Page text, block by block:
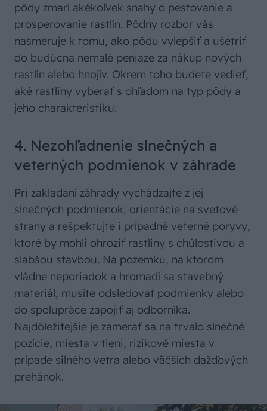
pôdy zmarí akékoľvek snahy o pestovanie a
prosperovanie rastlín. Pôdny rozbor vás
nasmeruje k tomu, ako pôdu vylepšiť a ušetriť
do budúcna nemalé peniaze za nákup nových
rastlín alebo hnojív. Okrem toho budete vedieť,
aké rastliny vyberať s ohľadom na typ pôdy a
jeho charakteristiku.
4. Nezohľadnenie slnečných a
veterných podmienok v záhrade
Pri zakladaní záhrady vychádzajte z jej
slnečných podmienok, orientácie na svetové
strany a rešpektujte i prípadné veterné poryvy,
ktoré by mohli ohroziť rastliny s chúlostivou a
slabšou stavbou. Na pozemku, na ktorom
vládne neporiadok a hromadí sa stavebný
materiál, musíte odsledovať podmienky alebo
do spolupráce zapojiť aj odborníka.
Najdôležitejšie je zamerať sa na trvalo slnečné
pozície, miesta v tieni, rizikové miesta v
prípade silného vetra alebo väčších dažďových
prehánok.